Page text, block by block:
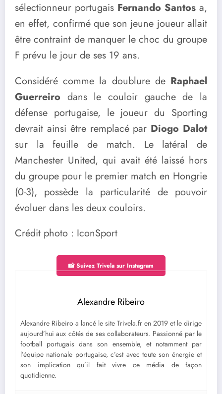
sélectionneur portugais Fernando Santos a,
en effet, confirmé que son jeune joueur allait
être contraint de manquer le choc du groupe
F prévu le jour de ses 19 ans.
Considéré comme la doublure de Raphael
Guerreiro dans le couloir gauche de la
défense portugaise, le joueur du Sporting
devrait ainsi être remplacé par Diogo Dalot
sur la feuille de match. Le latéral de
Manchester United, qui avait été laissé hors
du groupe pour le premier match en Hongrie
(0-3), possède la particularité de pouvoir
évoluer dans les deux couloirs.
Crédit photo : IconSport
📸 Suivez Trivela sur Instagram
Alexandre Ribeiro
Alexandre Ribeiro a lancé le site Trivela.fr en 2019 et le dirige
aujourd’hui aux côtés de ses collaborateurs. Passionné par le
football portugais dans son ensemble, et notamment par
l’équipe nationale portugaise, c’est avec toute son énergie et
son implication qu’il fait vivre ce média de façon
quotidienne.